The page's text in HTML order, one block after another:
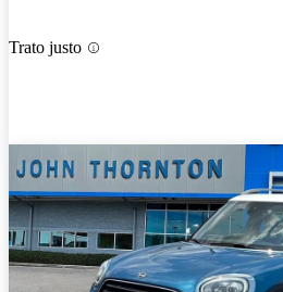
Trato justo